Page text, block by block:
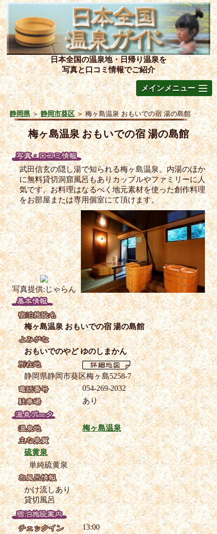
日本全国の温泉地・日帰り温泉を
写真と口コミ情報でご紹介
メインメニュー
静岡県＞静岡市葵区＞梅ヶ島温泉 おもいでの宿 湯の島館
梅ヶ島温泉 おもいでの宿 湯の島館
武田信玄の隠し湯で知られる梅ヶ島温泉。内湯のほか
に無料貸切洞窟風呂もありカップルやファミリーに人
気です。お料理はなるべく地元素材を使った創作料理
をお部屋または専用個室にて頂けます。
写真提供:じゃらん
梅ヶ島温泉 おもいでの宿 湯の島館
おもいでのやど ゆのしまかん
静岡県静岡市葵区梅ヶ島5258-7
054-269-2032
あり
梅ヶ島温泉
硫黄泉
単純硫黄泉
かけ流しあり
貸切風呂
13:00